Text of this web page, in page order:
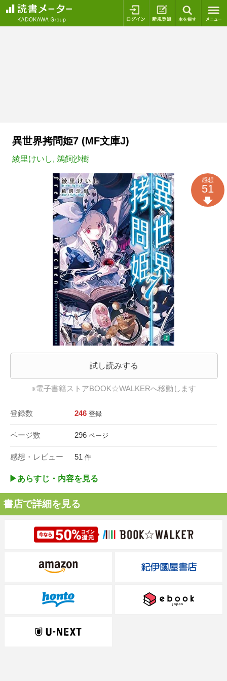
ログイン 新規登録
異世界拷問姫7 (MF文庫J)
綾里けいし, 鵜飼沙樹
試し読みする
※電子書籍ストアBOOK☆WALKERへ移動します
登録数 246 登録
ページ数 296 ページ
感想・レビュー 51 件
感想
51
▶︎あらすじ・内容を見る
書店で詳細を見る